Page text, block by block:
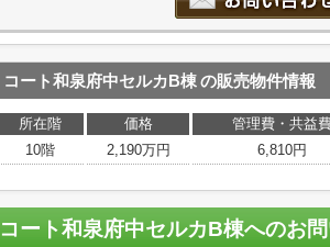
コート和泉府中セルカB棟の販売物件情報
所在階 価格 管理費・共益
10階
2,190万円 6,810円
コート和泉府中セルカB棟へのお